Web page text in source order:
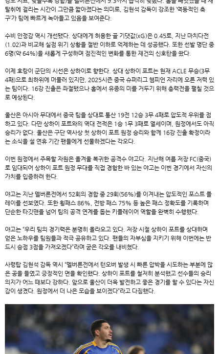
탈취에 걸리는 시간이 그만큼 짧아졌다는 의미로, 김현석 감독이 강조한 ‘역동적인 축
구’가 팀에 빠르게 녹아들고 있음을 보여준다.
수비 안정감 역시 개선됐다. 상대에게 허용한 골 기댓값(xG)은 0.45로, 지난 마치다전
(1.02)과 비교해 실점 위기 상황을 절반 이하로 억제하는 데 성공했다. 또한 선발 명단 중
6명(약 64%)을 새롭게 구성하며 점진적인 변화를 통한 재건의 신호탄을 쐈다.
이제 호랑이 군단의 시선은 상하이로 향한다. 상대 상하이 포트는 현재 ACLE 무승(3무
4패)으로 최하위에 머물러 있지만, 2025시즌 중국 슈퍼리그 챔피언 자리에 오른 저력 있
는 팀이다. 16강 진출은 좌절됐으나 홈에서 유종의 미를 거두기 위해 총력전을 펼칠 것으
로 예상된다.
울산은 아시아 무대에서 중국 팀을 상대로 통산 19전 12승 3무 4패로 압도적 우위를 점
하고 있다. 다만 상하이 포트와의 역대 전적은 1승 1무 3패로 열세이며, 원정에서도 아직
승리가 없다. 울산은 구단 역사상 첫 상하이 포트 원정 승리와 함께 16강 진출 확정이라
는 소식을 설 연휴 기간 팬들에게 선물하겠다는 각오다.
이번 원정에서 주목할 자원은 올겨울 복귀한 공격수 야고다. 지난해 여름 저장 FC(중국)
로 임대되어 상하이 포트 원정 무대를 직접 경험한 바 있는 야고는 이번 경기에서 자신의
가치를 입증하려 한다.
야고는 지난 멜버른전에서 52회의 경합 중 29회(56%)를 이겨내는 압도적인 포스트 플
레이를 선보였다. 또한 횡패스 86%, 전방 패스 75% 등 높은 패스 정확도를 기록하며
단순한 타깃맨을 넘어 팀의 공격 연계를 돕는 키플레이어 역할을 완벽히 수행했다.
야고는 “우리 팀의 경기력은 분명히 올라오고 있다. 저장 시절 상하이 포트를 상대하며
얻은 노하우를 팀원들과 적극 공유하고 있다. 팬들의 자부심을 지키기 위해 이번에는 반
드시 승점 3점을 가져오겠다”라며 굳은 각오를 내비쳤다.
사령탑 김현석 감독 역시 “멜버른전에서 턴오버 발생 시 빠른 압박을 시도하는 부분에 많
은 공을 들였고 긍정적인 면을 확인했다. 상하이 포트를 철저히 분석했고 선수들의 승리
의지가 어느 때보다 강하다. 앞으로 울산이 더욱 발전하고 좋은 경기를 할 수 있다는 자신
감이 생겼다. 원정에서 더 나은 모습을 보이겠다”라고 다짐했다.